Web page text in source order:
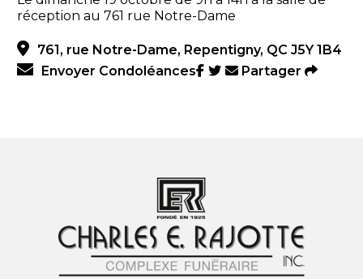
réception au 761 rue Notre-Dame
761, rue Notre-Dame, Repentigny, QC J5Y 1B4
Envoyer Condoléances
Partager